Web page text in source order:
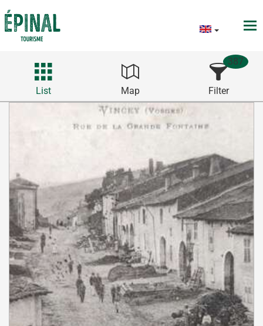
List Map Filter
387